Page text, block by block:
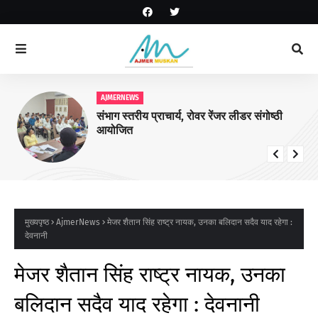
AJMERNEWS
संभाग स्तरीय प्राचार्य, रोवर रेंजर लीडर संगोष्ठी
आयोजित
मुख्यपृष्ठ AjmerNews
मेजर शैतान सिंह राष्ट्र नायक, उनका बलिदान सदैव याद रहेगा :
देवनानी
मेजर शैतान सिंह राष्ट्र नायक, उनका
बलिदान सदैव याद रहेगा : देवनानी